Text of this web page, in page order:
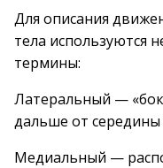
Для описания
тела используются
термины:
Латеральный —
дальше от середины
Медиальный —